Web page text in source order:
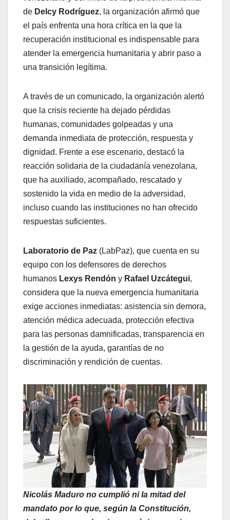
de Delcy Rodríguez, la organización afirmó que
el país enfrenta una hora crítica en la que la
recuperación institucional es indispensable para
atender la emergencia humanitaria y abrir paso a
una transición legítima.
A través de un comunicado, la organización alertó
que la crisis reciente ha dejado pérdidas
humanas, comunidades golpeadas y una
demanda inmediata de protección, respuesta y
dignidad. Frente a ese escenario, destacó la
reacción solidaria de la ciudadanía venezolana,
que ha auxiliado, acompañado, rescatado y
sostenido la vida en medio de la adversidad,
incluso cuando las instituciones no han ofrecido
respuestas suficientes.
Laboratorio de Paz (LabPaz), que cuenta en su
equipo con los defensores de derechos
humanos Lexys Rendón y Rafael Uzcátegui,
considera que la nueva emergencia humanitaria
exige acciones inmediatas: asistencia sin demora,
atención médica adecuada, protección efectiva
para las personas damnificadas, transparencia en
la gestión de la ayuda, garantías de no
discriminación y rendición de cuentas.
Nicolás Maduro no cumplió ni la mitad del
mandato por lo que, según la Constitución,